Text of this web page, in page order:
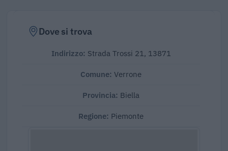
Dove si trova
Indirizzo: Strada Trossi 21, 13871
Comune: Verrone
Provincia: Biella
Regione: Piemonte